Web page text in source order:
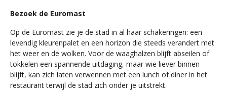
Bezoek de Euromast
Op de Euromast zie je de stad in al haar schakeringen: een
levendig kleurenpalet en een horizon die steeds verandert met
het weer en de wolken. Voor de waaghalzen blijft abseilen of
tokkelen een spannende uitdaging, maar wie liever binnen
blijft, kan zich laten verwennen met een lunch of diner in het
restaurant terwijl de stad zich onder je uitstrekt.